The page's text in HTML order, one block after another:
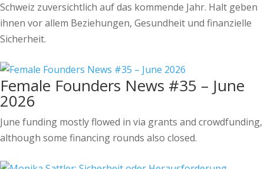
Schweiz zuversichtlich auf das kommende Jahr. Halt geben
ihnen vor allem Beziehungen, Gesundheit und finanzielle
Sicherheit.
Female Founders News #35 – June
2026
June funding mostly flowed in via grants and crowdfunding,
although some financing rounds also closed.